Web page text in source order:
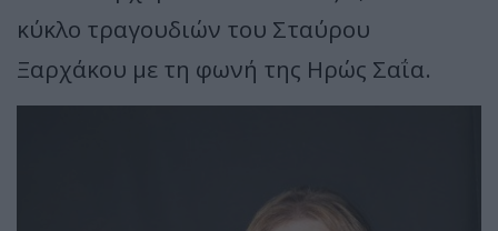
κύκλο τραγουδιών του Σταύρου
Ξαρχάκου με τη φωνή της Ηρώς Σαΐα.